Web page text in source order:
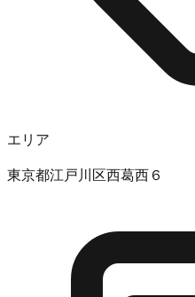
エリア
東京都江戸川区西葛西６